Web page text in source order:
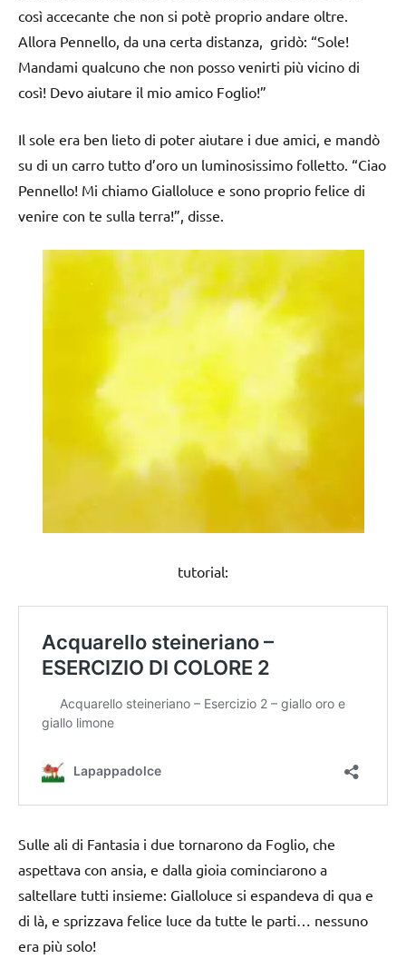
così accecante che non si potè proprio andare oltre.
Allora Pennello, da una certa distanza, gridò: “Sole!
Mandami qualcuno che non posso venirti più vicino di
così! Devo aiutare il mio amico Foglio!”
Il sole era ben lieto di poter aiutare i due amici, e mandò
su di un carro tutto d’oro un luminosissimo folletto. “Ciao
Pennello! Mi chiamo Gialloluce e sono proprio felice di
venire con te sulla terra!”, disse.
tutorial:
Sulle ali di Fantasia i due tornarono da Foglio, che
aspettava con ansia, e dalla gioia cominciarono a
saltellare tutti insieme: Gialloluce si espandeva di qua e
di là, e sprizzava felice luce da tutte le parti… nessuno
era più solo!